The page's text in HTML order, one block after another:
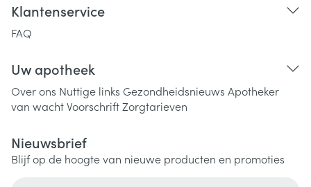
Klantenservice
FAQ
Uw apotheek
Over ons Nuttige links Gezondheidsnieuws Apotheker
van wachtVoorschriftZorgtarieven
Nieuwsbrief
Blijf op de hoogte van nieuwe producten en promoties